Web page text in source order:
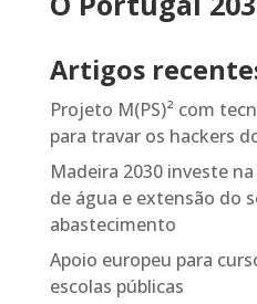
Artigos
Projeto M(PS)² com
para travar os hackers
Madeira 2030 investe
de água e extensão do
abastecimento
Apoio europeu para
escolas públicas